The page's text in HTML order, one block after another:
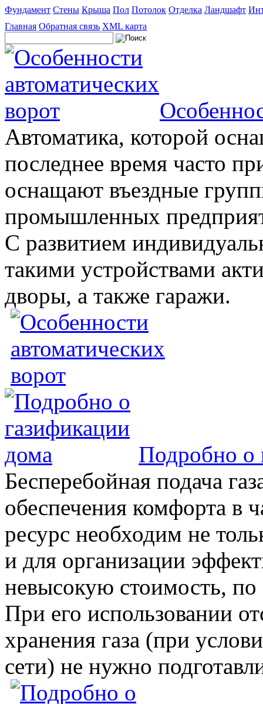
Фундамент Стены Крыша Пол Потолок Отделка Ландшафт
Главная Обратная связь XML карта
Автоматика, которой
последнее время часто
оснащают въездные
промышленных
С развитием
такими устройствами
дворы, а также гаражи.
Подробно о
Бесперебойная подача
обеспечения комфорта в
ресурс необходим не
и для организации
невысокую стоимость, по
При его использовании
хранения газа (при
сети) не нужно